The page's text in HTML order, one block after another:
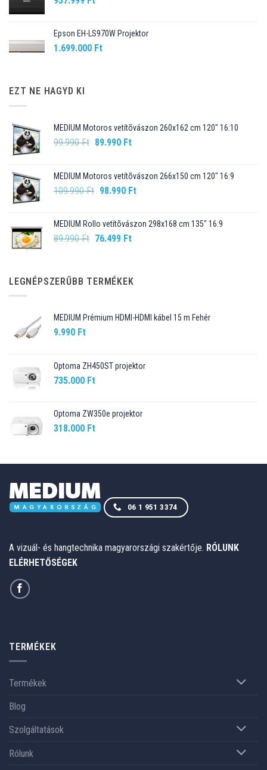
Epson EH-LS970W Projektor
1.699.000 Ft
EZT NE HAGYD KI
MEDIUM Motoros vetítõvászon 260x162 cm 120" 16:10
99.990Ft Original
99.990 Ft.
89.990 FtCurrent
89.990 Ft.
MEDIUM Motoros vetítõvászon 266x150 cm 120" 16:9
109.990Ft Original
109.990 Ft.
98.990 FtCurrent
98.990 Ft.
MEDIUM Rollo vetítõvászon 298x168 cm 135" 16:9
89.990Ft Original
89.990 Ft.
76.499 FtCurrent
76.499 Ft.
LEGNÉPSZERŰBB TERMÉKEK
MEDIUM Prémium HDMI-HDMI kábel 15 m Fehér
9.990 Ft
Optoma ZH450ST projektor
735.000 Ft
Optoma ZW350e projektor
318.000 Ft
06 1 951 3374
A vizuál- és hangtechnika magyarországi szakértője. RÓLUNK
ELÉRHETŐSÉGEK
TERMÉKEK
Termékek
Blog
Szolgáltatások
Rólunk